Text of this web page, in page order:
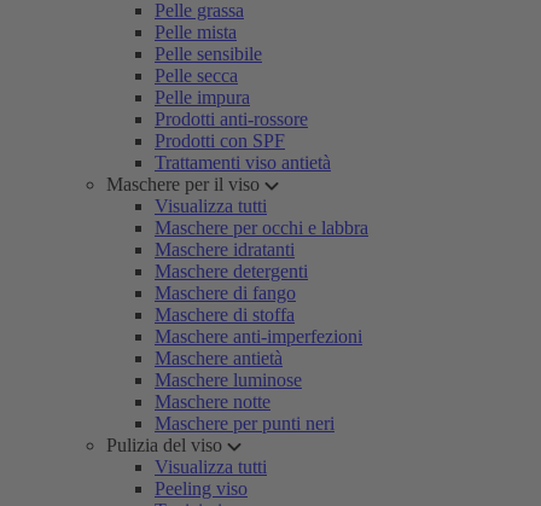
Pelle grassa
Pelle mista
Pelle sensibile
Pelle secca
Pelle impura
Prodotti anti-rossore
Prodotti con SPF
Trattamenti viso antietà
Maschere per il viso
Visualizza tutti
Maschere per occhi e labbra
Maschere idratanti
Maschere detergenti
Maschere di fango
Maschere di stoffa
Maschere anti-imperfezioni
Maschere antietà
Maschere luminose
Maschere notte
Maschere per punti neri
Pulizia del viso
Visualizza tutti
Peeling viso